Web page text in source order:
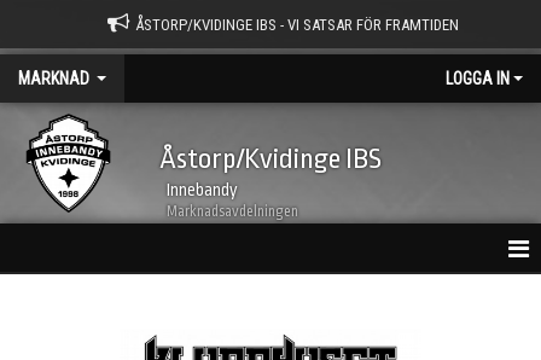
ÅSTORP/KVIDINGE IBS - VI SATSAR FÖR FRAMTIDEN
MARKNAD LOGGA IN
Åstorp/Kvidinge IBS
Innebandy
Marknadsavdelningen
MARKNADSNYHETER ARKIV